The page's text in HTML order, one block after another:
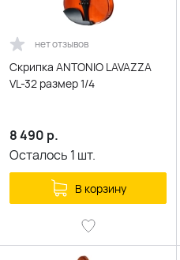
нет отзывов
Скрипка ANTONIO LAVAZZA
VL-32 размер 1/4
8 490 р.
Осталось 1 шт.
В корзину